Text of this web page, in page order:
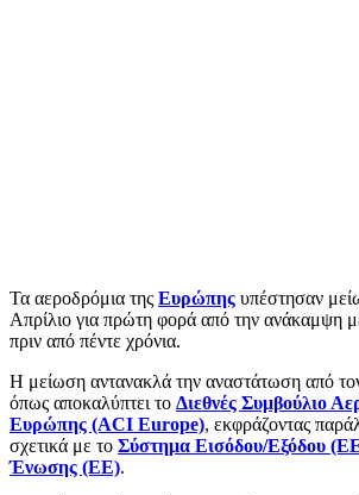
Τα αεροδρόμια της Ευρώπης υπέστησαν
Απρίλιο για πρώτη φορά από την ανάκαμψη
πριν από πέντε χρόνια.
Η μείωση αντανακλά την αναστάτωση από
όπως αποκαλύπτει το Διεθνές Συμβούλιο
Ευρώπης (ACI Europe), εκφράζοντας
σχετικά με το Σύστημα Εισόδου/Εξόδου
Ένωσης (ΕΕ).